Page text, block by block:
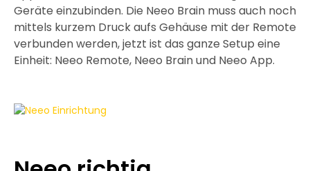
Geräte einzubinden. Die Neeo Brain muss auch noch
mittels kurzem Druck aufs Gehäuse mit der Remote
verbunden werden, jetzt ist das ganze Setup eine
Einheit: Neeo Remote, Neeo Brain und Neeo App.